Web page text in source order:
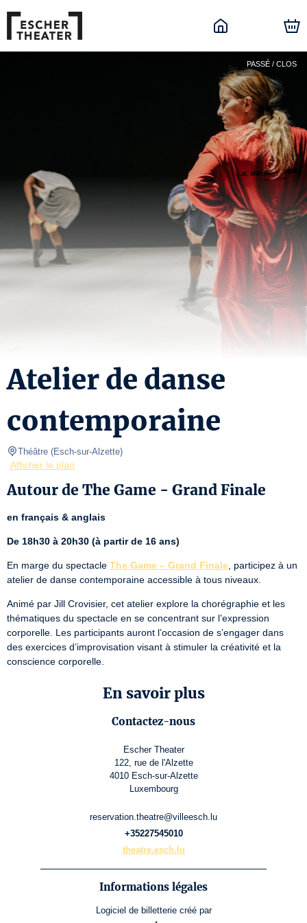
PASSÉ / CLOS
Atelier de danse
contemporaine
Théâtre (Esch-sur-Alzette)
Afficher le plan
Autour de The Game - Grand Finale
en français & anglais
De 18h30 à 20h30 (à partir de 16 ans)
En marge du spectacle The Game – Grand Finale , participez à un
atelier de danse contemporaine accessible à tous niveaux.
Animé par Jill Crovisier, cet atelier explore la chorégraphie et les
thématiques du spectacle en se concentrant sur l’expression
corporelle. Les participants auront l’occasion de s’engager dans
des exercices d’improvisation visant à stimuler la créativité et la
conscience corporelle.
En savoir plus
Contactez-nous
Escher Theater
122, rue de l'Alzette
4010 Esch-sur-Alzette
Luxembourg
reservation.theatre@villeesch.lu
+35227545010
theatre.esch.lu
Informations légales
Logiciel de billetterie créé par